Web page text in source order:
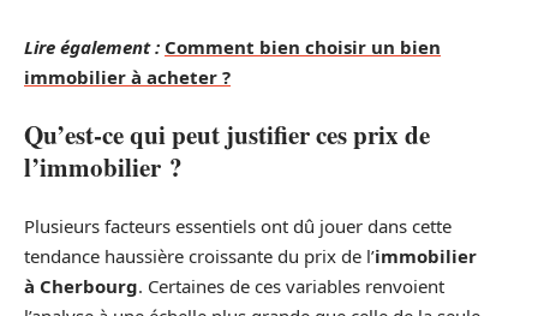
Lire également : Comment bien choisir un bien
immobilier à acheter ?
Qu’est-ce qui peut justifier ces prix de
l’immobilier ?
Plusieurs facteurs essentiels ont dû jouer dans cette
tendance haussière croissante du prix de l’immobilier
à Cherbourg. Certaines de ces variables renvoient